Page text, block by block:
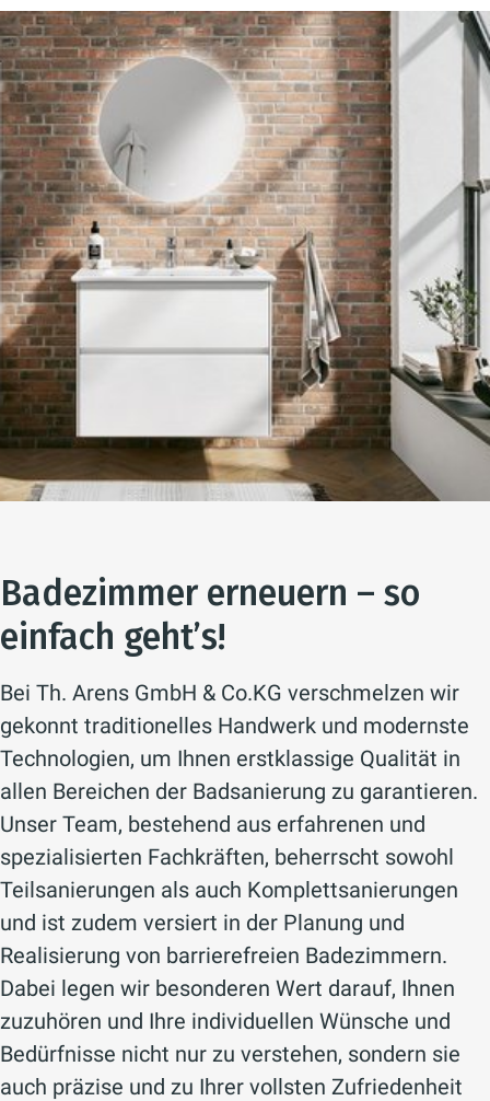
Badezimmer erneuern – so
einfach geht’s!
Bei Th. Arens GmbH & Co.KG verschmelzen wir
gekonnt traditionelles Handwerk und modernste
Technologien, um Ihnen erstklassige Qualität in
allen Bereichen der Badsanierung zu garantieren.
Unser Team, bestehend aus erfahrenen und
spezialisierten Fachkräften, beherrscht sowohl
Teilsanierungen als auch Komplettsanierungen
und ist zudem versiert in der Planung und
Realisierung von barrierefreien Badezimmern.
Dabei legen wir besonderen Wert darauf, Ihnen
zuzuhören und Ihre individuellen Wünsche und
Bedürfnisse nicht nur zu verstehen, sondern sie
auch präzise und zu Ihrer vollsten Zufriedenheit